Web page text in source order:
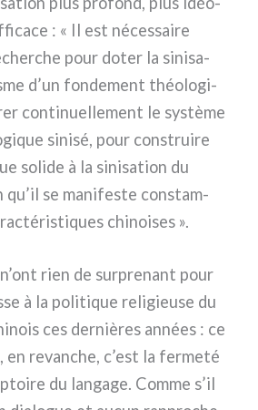
: « Il est néces­sai­re
pour doter la sini­sa­
d’un fon­de­ment théo­lo­gi­
con­ti­nuel­le­ment le systè­me
sini­sé, pour con­strui­re
soli­de à la sini­sa­tion du
qu’il se mani­fe­ste con­stam­
chi­noi­ses ».
rien de sur­pre­nant pour
à la poli­ti­que reli­gieu­se du
ces der­niè­res années : ce
en revan­che, c’est la fer­me­té
du lan­ga­ge. Comme s’il